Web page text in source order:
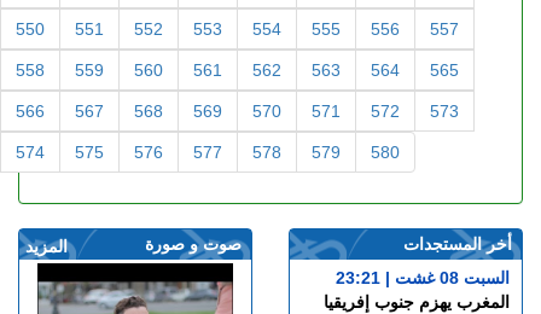
550 551 552 553 554 555 556 557
558 559 560 561 562 563 564 565
566 567 568 569 570 571 572 573
574 575 576 577 578 579 580
المزيد صوت و صورة
أخر المستجدات
السبت 08 غشت | 23:21
المغرب يهزم جنوب إفريقيا